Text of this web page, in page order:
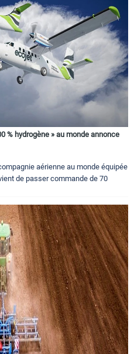
% hydrogène » au monde annonce
aérienne au monde équipée
de passer commande de 70